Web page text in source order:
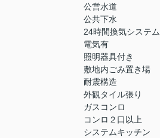
公営水道
公共下水
24時間換気システム
電気有
照明器具付き
敷地内ごみ置き場
耐震構造
外観タイル張り
ガスコンロ
コンロ２口以上
システムキッチン